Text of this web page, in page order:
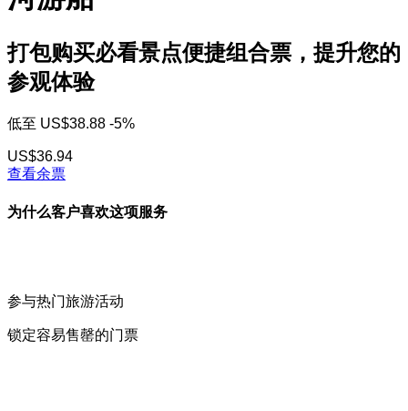
打包购买必看景点便捷组合票，提升您的
参观体验
低至 US$38.88 -5%
US$36.94
查看余票
为什么客户喜欢这项服务
参与热门旅游活动
锁定容易售罄的门票